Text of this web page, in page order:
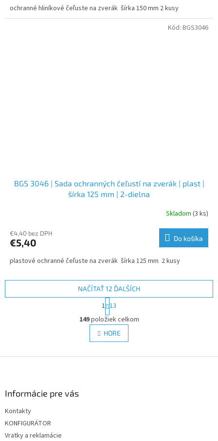
ochranné hliníkové čeľuste na zverák šírka 150 mm 2 kusy
BGS 3046 | Sada ochranných čeľustí na zverák | plast |
šírka 125 mm | 2-dielna
Skladom (3 ks)
€4,40 bez DPH
€5,40 Do košíka
plastové ochranné čeľuste na zverák šírka 125 mm 2 kusy
Kód: BGS3046
O
v
l
á
NAČÍTAŤ 12 ĎALŠÍCH
S
t
r
á
n
k
v
1 13
149položiek celkom
HORE
Informácie pre vás
Kontakty
KONFIGURÁTOR
Vratky a reklamácie